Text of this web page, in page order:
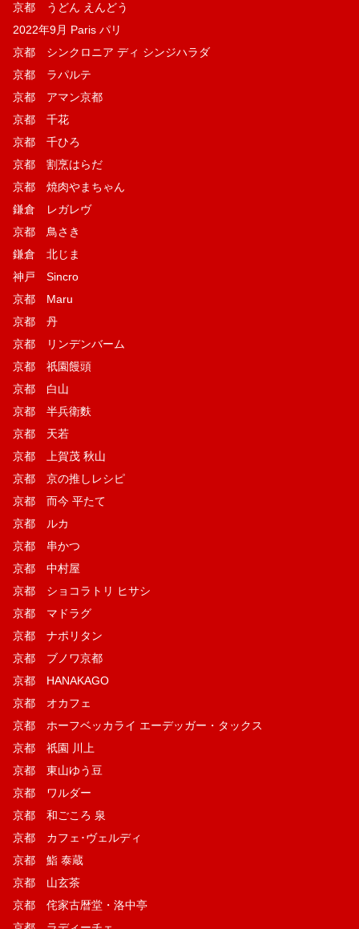
京都 うどん えんどう
2022年9月 Paris パリ
京都 シンクロニア ディ シンジハラダ
京都 ラパルテ
京都 アマン京都
京都 千花
京都 千ひろ
京都 割烹はらだ
京都 焼肉やまちゃん
鎌倉 レガレヴ
京都 鳥さき
鎌倉 北じま
神戸 Sincro
京都 Maru
京都 丹
京都 リンデンバーム
京都 祇園饅頭
京都 白山
京都 半兵衛麩
京都 天若
京都 上賀茂 秋山
京都 京の推しレシピ
京都 而今 平たて
京都 ルカ
京都 串かつ
京都 中村屋
京都 ショコラトリ ヒサシ
京都 マドラグ
京都 ナポリタン
京都 ブノワ京都
京都 HANAKAGO
京都 オカフェ
京都 ホーフベッカライ エーデッガー・タックス
京都 祇園 川上
京都 東山ゆう豆
京都 ワルダー
京都 和ごころ 泉
京都 カフェ･ヴェルディ
京都 鮨 泰蔵
京都 山玄茶
京都 侘家古暦堂・洛中亭